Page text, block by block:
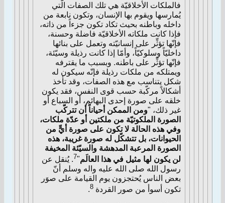
فالملكات الأخلاقيّة هي تلك الصفات الّتي
يُمارسها ويقوم بها الإنسان، وتكون نابعة من
داخله وباطنه بحيث تكاد تكون جزءاً من ذاته،
فإذا كانت ملكاته الأخلاقيّة فاضلة وحسنة،
فإنّها تؤثِّر على إنسانيّته وتعمل على بنائها
داخليّاً وسلوكيّاً، وأمّا إذا كانت رذيلة وسيّئة،
فإنّها تؤثِّر على باطنه. وبسبب ما يقترفه
ويمتلكه من ملكات رذيلة فإنّه سيكون له
شكل يتناسب مع هذه الصفات، وقد تأخذ
أشكالاً مركّبة حسب قوى النفس، فقد يكون
خلقه على صورة إحدى البهائم، أو السباع أو
غير ذلك، "ومن الممكن أحياناً أن تتركّب
الصورة الملكوتيّة من ملكتين أو عدّة ملكات،
وفي هذه الحالة لا تكون على صورة أيٍّ من
الحيوانات، بل تتشكّل له صورة غريبة، هذه
الصورة المرعبة المدهشة والسيّئة المخيفة
لن يكون لها مثيل في هذا العالَم"
7. يُنقل عن
رسول الله صلى الله عليه واله وسلم أنّ
بعض الناس يُحتجزون يوم القيامة على صوَر
تكون أسوأ من صور القردة 8
.